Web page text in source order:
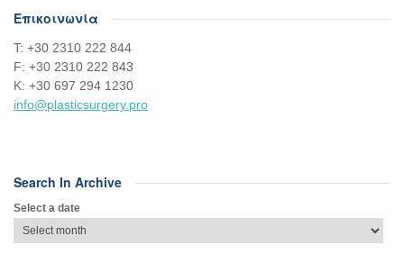
Επικοινωνία
Τ: +30 2310 222 844
F: +30 2310 222 843
Κ: +30 697 294 1230
info@plasticsurgery.pro
Search In Archive
Select a date